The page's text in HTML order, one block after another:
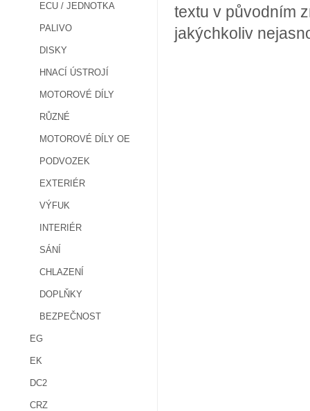
ECU / JEDNOTKA
PALIVO
DISKY
HNACÍ ÚSTROJÍ
MOTOROVÉ DÍLY
RŮZNÉ
MOTOROVÉ DÍLY OE
PODVOZEK
EXTERIÉR
VÝFUK
INTERIÉR
SÁNÍ
CHLAZENÍ
DOPLŇKY
BEZPEČNOST
EG
EK
DC2
CRZ
textu v původním
jakýchkoliv